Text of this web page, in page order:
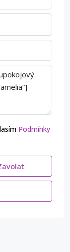
Podmínky